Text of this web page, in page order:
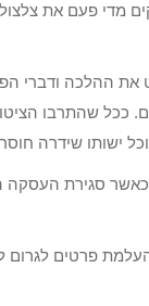
מדי פעם את
ההלכה ודברי
ככל שהתרבו
ישותו שידרה חוסר
סגירת העסקה
פרטים לגרום